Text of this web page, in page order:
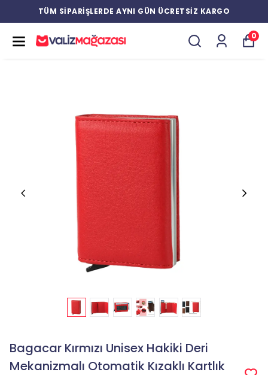
TÜM SİPARİŞLERDE AYNI GÜN ÜCRETSİZ KARGO
0
Bagacar Kırmızı Unisex Hakiki Deri
Mekanizmalı Otomatik Kızaklı Kartlık